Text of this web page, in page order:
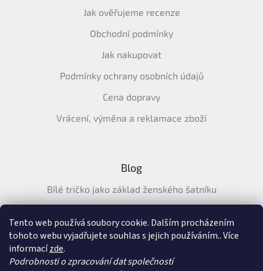
Tento web používá soubory cookie. Dalším procházením
tohoto webu vyjadřujete souhlas s jejich používáním.. Více
informacízde.
Podrobnosti o zpracování dat společností
Jak ověřujeme recenze
Obchodní podmínky
Jak nakupovat
Podmínky ochrany osobních údajů
Cena dopravy
Vrácení, výměna a reklamace zboží
Blog
Bílé tričko jako základ ženského šatníku
tričko na léto
Průvodce letními šaty: pohodlné, vzdušné a ženské šaty na